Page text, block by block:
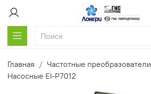
Главная
Частотные преобразователи
Насосные EI-P7012